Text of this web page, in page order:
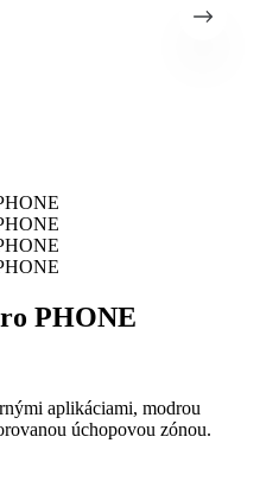
PHONE
aplikáciami, modrou
úchopovou zónou.